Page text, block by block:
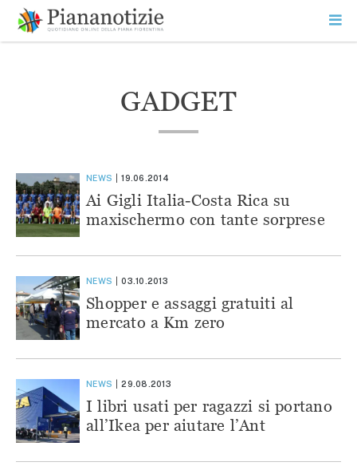
contenuto
SEARCH
GADGET
NEWS 19.06.2014
Ai Gigli Italia-Costa Rica su
maxischermo con tante sorprese
NEWS 03.10.2013
Shopper e assaggi gratuiti al
mercato a Km zero
NEWS 29.08.2013
I libri usati per ragazzi si portano
all’Ikea per aiutare l’Ant